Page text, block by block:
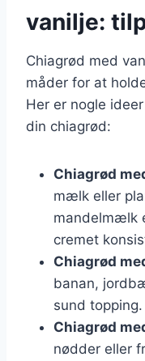
vanilje:
Chiagrød med
måder for at
Her er nogle
din chiagrød:
Chiagrød
mælk eller
mandelmælk
cremet
Chiagrød
banan,
sund topping.
Chiagrød
nødder eller